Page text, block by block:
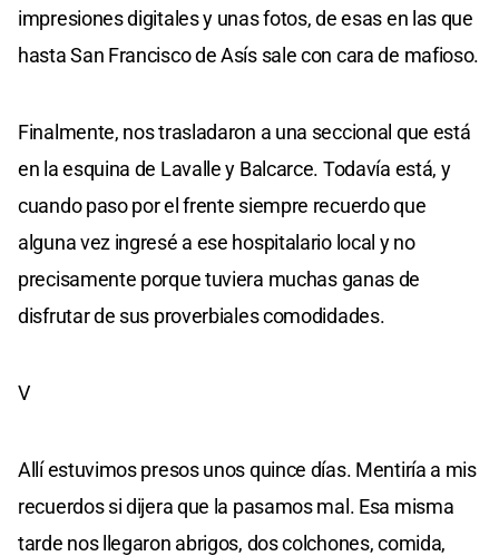
impresiones digitales y unas fotos, de esas en las que
hasta San Francisco de Asís sale con cara de mafioso.
Finalmente, nos trasladaron a una seccional que está
en la esquina de Lavalle y Balcarce. Todavía está, y
cuando paso por el frente siempre recuerdo que
alguna vez ingresé a ese hospitalario local y no
precisamente porque tuviera muchas ganas de
disfrutar de sus proverbiales comodidades.
V
Allí estuvimos presos unos quince días. Mentiría a mis
recuerdos si dijera que la pasamos mal. Esa misma
tarde nos llegaron abrigos, dos colchones, comida,